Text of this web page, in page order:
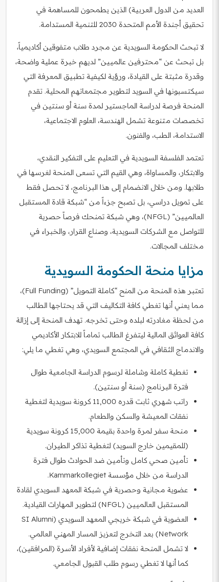
العديد من الدول العربية) الذين يطمحون للمساهمة في
تحقيق أجندة الأمم المتحدة 2030 للتنمية المستدامة.
لا تبحث الحكومة السويدية عن مجرد طلاب متفوقين أكاديمياً،
بل تبحث عن “محترفين عالميين” لديهم خبرة عملية واضحة،
وقدرة مثبتة على القيادة، ورؤية لكيفية تطبيق المعرفة التي
سيكتسبونها في السويد لتطوير مجتمعاتهم المحلية. تقدم
المنحة فرصة لدراسة الماجستير لمدة سنة أو سنتين في
تخصصات متنوعة تشمل الهندسة، العلوم الاجتماعية،
الاستدامة، الطب، والفنون.
تعتمد الفلسفة السويدية في التعليم على التفكير النقدي،
والابتكار، والمساواة، وهي القيم التي تسعى المنحة لغرسها في
طلابها. ومن خلال الانضمام إلى هذا البرنامج، لا تحصل فقط
على تمويل دراسي، بل تصبح جزءاً من “شبكة قادة المستقبل
العالميين” (NFGL)، وهي شبكة تمنحك فرصاً حصرية
للتواصل مع الشركات السويدية، وصناع القرار، والخبراء في
مختلف المجالات.
مزايا منحة الحكومة السويدية
تعتبر هذه المنحة من المنح “كاملة التمويل” (Full Funding)،
مما يعني أنها تغطي كافة التكاليف التي قد يحتاجها الطالب
من لحظة مغادرته لبلده وحتى تخرجه. تهدف المنحة إلى إزالة
كافة العوائق المالية ليتفرغ الطالب تماماً للابتكار الأكاديمي
والاندماج الثقافي في المجتمع السويدي، وهي تغطي ما يلي:
تغطية كاملة وشاملة لرسوم الدراسة الجامعية طوال
فترة البرنامج (سنة أو سنتين).
راتب شهري ثابت قدره 11,000 كرونة سويدية لتغطية
نفقات المعيشة والسكن والطعام.
منحة سفر لمرة واحدة بقيمة 15,000 كرونة سويدية
(للمقيمين خارج السويد) لتغطية تذاكر الطيران.
تأمين صحي كامل وتأمين ضد الحوادث طوال فترة
الدراسة من خلال مؤسسة Kammarkollegiet.
عضوية مجانية وحصرية في شبكة المعهد السويدي لقادة
المستقبل العالميين (NFGL) لتطوير المهارات القيادية.
العضوية في شبكة خريجي المعهد السويدي (SI Alumni
Network) بعد التخرج لتعزيز المسار المهني العالمي.
لا تشمل المنحة نفقات إضافية لأفراد الأسرة (المرافقين)،
كما أنها لا تغطي رسوم طلب القبول الجامعي.